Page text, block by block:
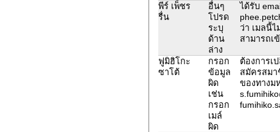
พีร์ เพ็ชร
รื่น
อื่นๆ
โปรด
ระบุ
ด้าน
ล่าง
ได้รับ
ว่า เมลนี้
สามารถเ
ฟูมิฮิโกะ
ซาโต้
กรอก
ข้อมูล
ผิด
เช่น
กรอก
เมล์
ผิด
ต้องการเ
สมัครสมา
ของทางม